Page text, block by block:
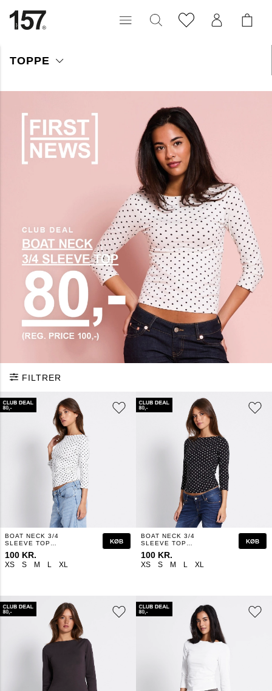
TOPPE
til trendy nyheder til enhver stil og lejlighed. Uanset om du leder
FILTRER
XS S M L XL
BOAT NECK 3/4
SLEEVE TOP
100 KR.
KØB
XS S M L XL
BOAT NECK 3/4
SLEEVE TOP
100 KR.
KØB